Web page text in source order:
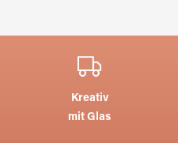
Kreativ
mit Glas